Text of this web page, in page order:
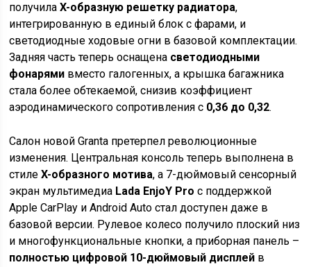
получилаX-образную решетку радиатора,
интегрированную в единый блок с фарами, и
светодиодные ходовые огни в базовой комплектации.
Задняя часть теперь оснащена светодиодными
фонарями вместо галогенных, а крышка багажника
стала более обтекаемой, снизив коэффициент
аэродинамического сопротивления с 0,36 до 0,32.
Салон новой Granta претерпел революционные
изменения. Центральная консоль теперь выполнена в
стилеX-образного мотива, а 7-дюймовый сенсорный
экран мультимедиа Lada EnjoY Pro с поддержкой
Apple CarPlay и Android Auto стал доступен даже в
базовой версии. Рулевое колесо получило плоский низ
и многофункциональные кнопки, а приборная панель –
полностью цифровой 10-дюймовый дисплей в